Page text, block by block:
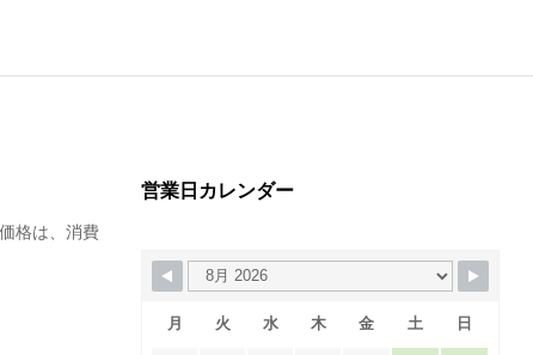
格は、消費
営業日カレンダー
月 火 水 木 金 土 日